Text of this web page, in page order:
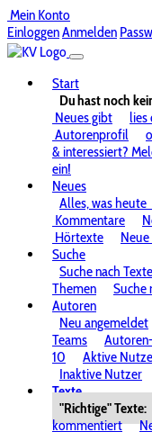
Mein Konto
EinloggenAnmelden
Start
Du hast noch
Neues gibt
lies
Autorenprofil
& interessiert?
ein!
Neues
Alles, was heute
Kommentare
Hörtexte
Neue
Suche
Suche nach
Themen
Suche
Autoren
Neu angemeldet
Teams
10
Aktive
Inaktive Nutzer
Texte
"Richtige" Texte:
kommentiert